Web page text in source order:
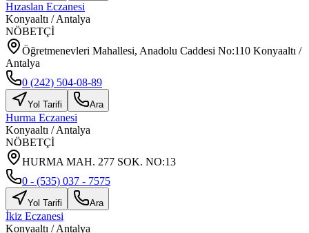
Hızaslan Eczanesi
Konyaaltı /Antalya
NÖBETÇİ
Öğretmenevleri Mahallesi, Anadolu Caddesi No:110 Konyaaltı /
Antalya
0 (242) 504-08-89
Yol Tarifi Ara
Hurma Eczanesi
Konyaaltı /Antalya
NÖBETÇİ
HURMA MAH. 277 SOK. NO:13
0 - (535) 037 - 7575
Yol Tarifi Ara
İkiz Eczanesi
Konyaaltı /Antalya